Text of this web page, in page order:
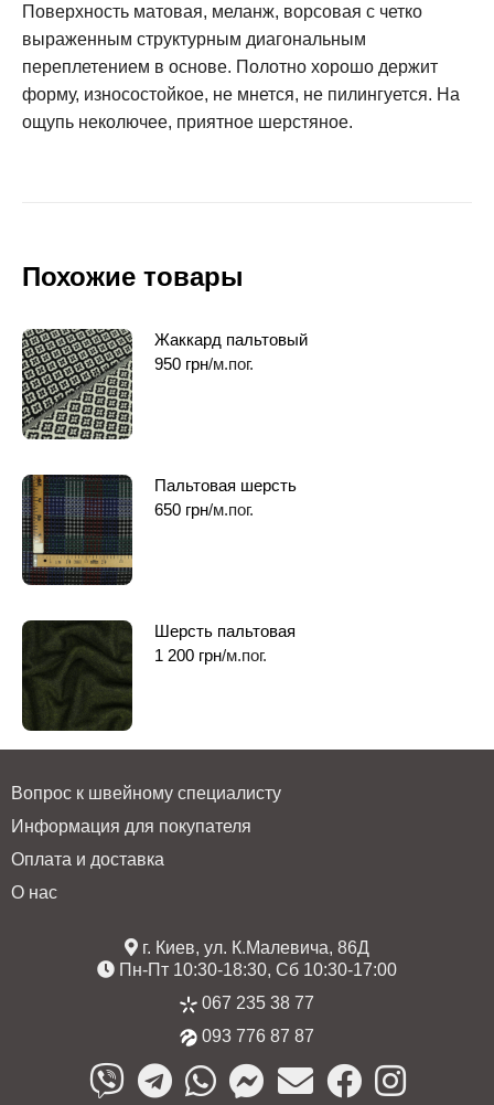
Поверхность матовая, меланж, ворсовая с четко
выраженным структурным диагональным
переплетением в основе. Полотно хорошо держит
форму, износостойкое, не мнется, не пилингуется. На
ощупь неколючее, приятное шерстяное.
Похожие товары
Жаккард пальтовый
950 грн/м.пог.
Пальтовая шерсть
650 грн/м.пог.
Шерсть пальтовая
1 200 грн/м.пог.
Вопрос к швейному специалисту
Информация для покупателя
Оплата и доставка
О нас
г. Киев, ул. К.Малевича, 86Д
Пн-Пт 10:30-18:30, Сб 10:30-17:00
067 235 38 77
093 776 87 87